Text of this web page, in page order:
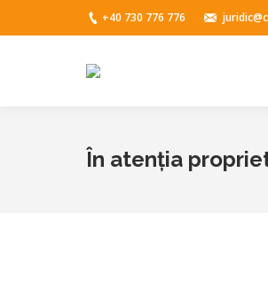
+40 730 776 776
În atenția